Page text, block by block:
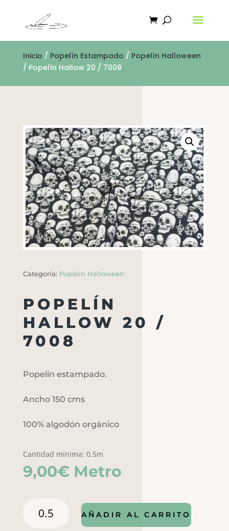
Inicio / Popelín Estampado / Popelín Halloween
/ Popelín Hallow 20 / 7008
Categoría: Popelín Halloween
POPELÍN
HALLOW 20 /
7008
Popelín estampado.
Ancho 150 cms
100% algodón orgánico
Cantidad mínima: 0.5m
9,00€ Metro
Hallow
AÑADIR AL CARRITO